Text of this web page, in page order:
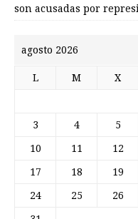
son acusadas por
agosto 2026
L M X
3 4 5
10 11 12
17 18 19
24 25 26